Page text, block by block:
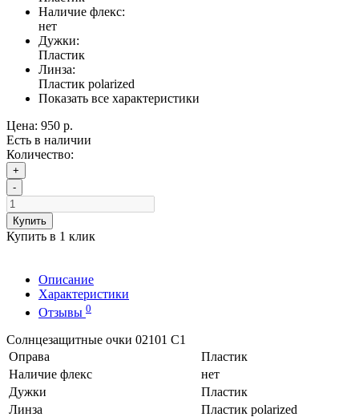
Наличие флекс:
нет
Дужки:
Пластик
Линза:
Пластик polarized
Показать все характеристики
Цена: 950 р.
Есть в наличии
Количество:
+
-
Купить
Купить в 1 клик
Описание
Характеристики
Отзывы 0
Солнцезащитные очки 02101 C1
Оправа
Пластик
Наличие флекс
нет
Дужки
Пластик
Линза
Пластик polarized